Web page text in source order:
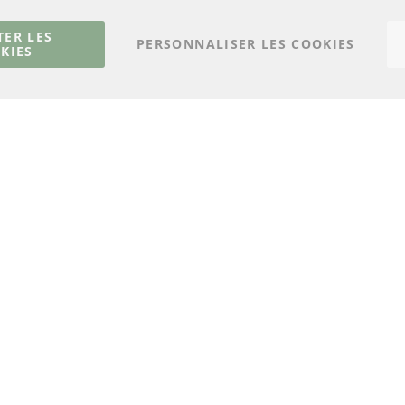
Matériel de montage
Résilier le contrat
LES
PERSONNALISER LES COOKIES